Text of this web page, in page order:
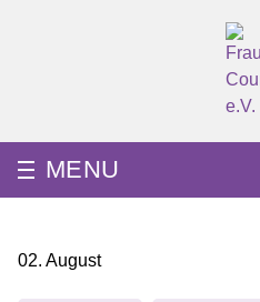
Überparteilich und international,
MENU
02. August